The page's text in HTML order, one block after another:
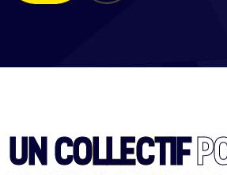
UN COLLECTIF